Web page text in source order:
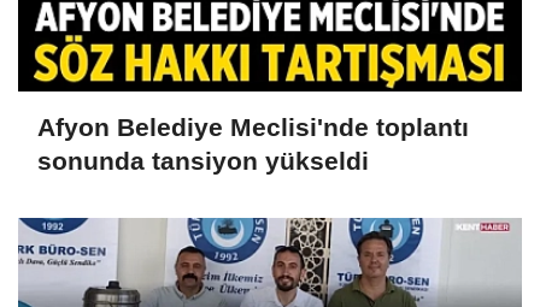
Afyon Belediye Meclisi'nde toplantı
sonunda tansiyon yükseldi